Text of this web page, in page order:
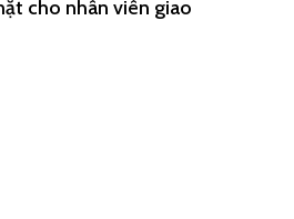
cho nhân viên giao